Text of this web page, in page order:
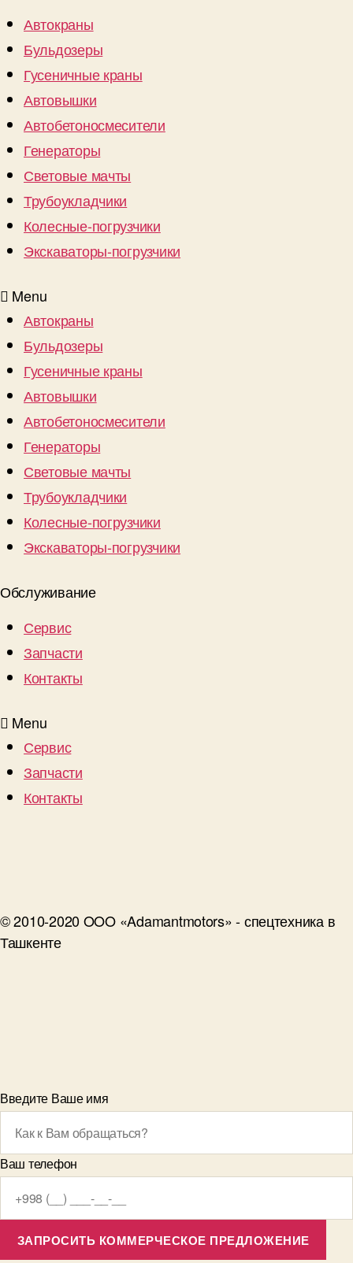
Автокраны
Бульдозеры
Гусеничные краны
Автовышки
Автобетоносмесители
Генераторы
Световые мачты
Трубоукладчики
Колесные-погрузчики
Экскаваторы-погрузчики
Menu
Автокраны
Бульдозеры
Гусеничные краны
Автовышки
Автобетоносмесители
Генераторы
Световые мачты
Трубоукладчики
Колесные-погрузчики
Экскаваторы-погрузчики
Обслуживание
Сервис
Запчасти
Контакты
Menu
Сервис
Запчасти
Контакты
© 2010-2020 OOO «Adamantmotors» - спецтехника в
Ташкенте
Введите Ваше имя
Ваш телефон
ЗАПРОСИТЬ КОММЕРЧЕСКОЕ ПРЕДЛОЖЕНИЕ